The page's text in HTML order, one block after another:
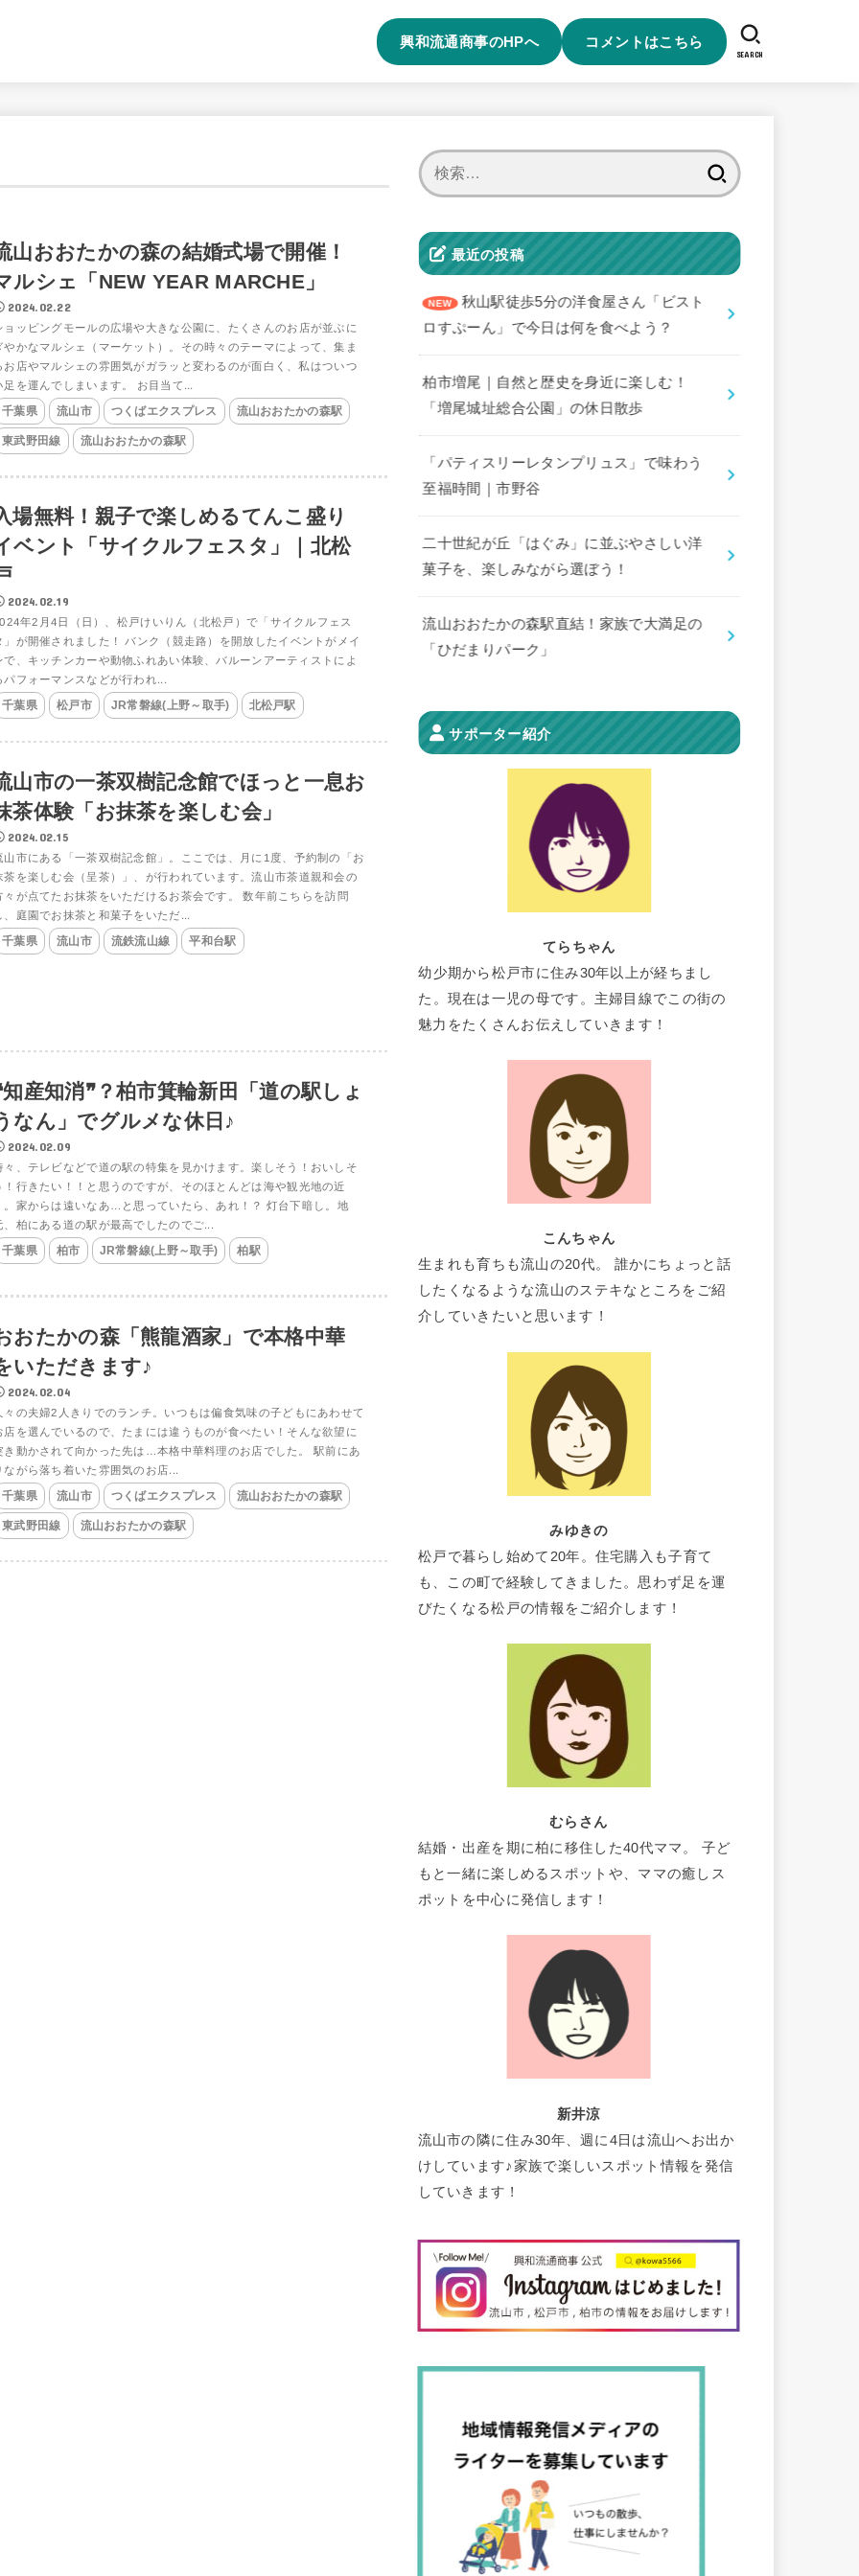
興和流通商事のHPへ コメントはこちら
SEARCH
山おおたかの森の結婚式場で開催！
ルシェ「NEW YEAR MARCHE」
2024.02.22
ョッピングモールの広場や大きな公園に、たくさんのお店が並ぶに
やかなマルシェ（マーケット）。その時々のテーマによって、集ま
お店やマルシェの雰囲気がガラッと変わるのが面白く、私はついつ
足を運んでしまいます。 お目当て...
千葉県 流山市 つくばエクスプレス 流山おおたかの森駅
東武野田線 流山おおたかの森駅
場無料！親子で楽しめるてんこ盛り
ベント「サイクルフェスタ」｜北松
2024.02.19
年2月4日（日）、松戸けいりん（北松戸）で「サイクルフェス
」が開催されました！ バンク（競走路）を開放したイベントがメイ
で、キッチンカーや動物ふれあい体験、バルーンアーティストによ
パフォーマンスなどが行われ...
千葉県 松戸市 JR常磐線(上野～取手) 北松戸駅
山市の一茶双樹記念館でほっと一息お
茶体験「お抹茶を楽しむ会」
2024.02.15
山市にある「一茶双樹記念館」。ここでは、月に1度、予約制の「お
茶を楽しむ会（呈茶）」、が行われています。流山市茶道親和会の
々が点てたお抹茶をいただけるお茶会です。 数年前こちらを訪問
、庭園でお抹茶と和菓子をいただ...
千葉県 流山市 流鉄流山線 平和台駅
産知消❞？柏市箕輪新田「道の駅しょ
なん」でグルメな休日♪
2024.02.09
々、テレビなどで道の駅の特集を見かけます。楽しそう！おいしそ
！行きたい！！と思うのですが、そのほとんどは海や観光地の近
。家からは遠いなあ…と思っていたら、あれ！？ 灯台下暗し。地
、柏にある道の駅が最高でしたのでご...
千葉県 柏市 JR常磐線(上野～取手) 柏駅
おたかの森「熊龍酒家」で本格中華
いただきます♪
2024.02.04
々の夫婦2人きりでのランチ。いつもは偏食気味の子どもにあわせて
店を選んでいるので、たまには違うものが食べたい！そんな欲望に
き動かされて向かった先は…本格中華料理のお店でした。 駅前にあ
ながら落ち着いた雰囲気のお店...
千葉県 流山市 つくばエクスプレス 流山おおたかの森駅
東武野田線 流山おおたかの森駅
最近の投稿
秋山駅徒歩5分の洋食屋さん「ビスト
ロすぷーん」で今日は何を食べよう？
柏市増尾｜自然と歴史を身近に楽しむ！
「増尾城址総合公園」の休日散歩
「パティスリーレタンプリュス」で味わう
至福時間｜市野谷
二十世紀が丘「はぐみ」に並ぶやさしい洋
菓子を、楽しみながら選ぼう！
流山おおたかの森駅直結！家族で大満足の
「ひだまりパーク」
サポーター紹介
てらちゃん
幼少期から松戸市に住み30年以上が経ちまし
た。現在は一児の母です。主婦目線でこの街の
魅力をたくさんお伝えしていきます！
こんちゃん
生まれも育ちも流山の20代。 誰かにちょっと話
したくなるような流山のステキなところをご紹
介していきたいと思います！
みゆきの
松戸で暮らし始めて20年。住宅購入も子育て
も、この町で経験してきました。思わず足を運
びたくなる松戸の情報をご紹介します！
むらさん
結婚・出産を期に柏に移住した40代ママ。 子ど
もと一緒に楽しめるスポットや、ママの癒しス
ポットを中心に発信します！
新井涼
流山市の隣に住み30年、週に4日は流山へお出か
けしています♪家族で楽しいスポット情報を発信
していきます！